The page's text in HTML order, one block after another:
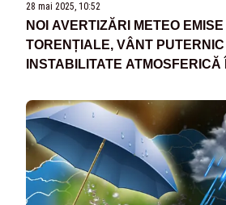
28 mai 2025, 10:52
NOI AVERTIZĂRI METEO
TORENȚIALE, VÂNT PUTERNIC
INSTABILITATE